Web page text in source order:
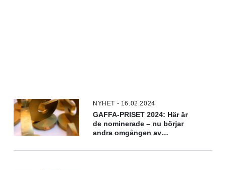
NYHET - 16.02.2024
GAFFA-PRISET 2024: Här är
de nominerade – nu börjar
andra omgången av